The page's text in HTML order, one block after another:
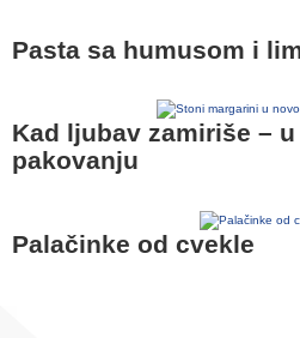
Pasta sa humusom i
Kad ljubav zamiriše –
pakovanju
Palačinke od cvekle